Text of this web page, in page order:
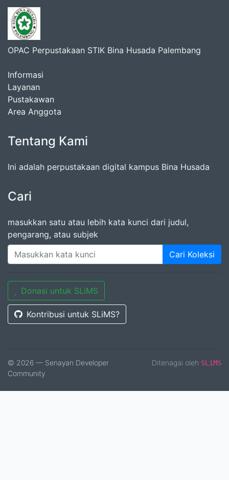
OPAC Perpustakaan STIK Bina Husada Palembang
Informasi
Layanan
Pustakawan
Area Anggota
Tentang Kami
Ini adalah perpustakaan digital kampus Bina Husada
Cari
masukkan satu atau lebih kata kunci dari judul,
pengarang, atau subjek
Cari Koleksi
Donasi untuk SLiMS
Kontribusi untuk SLiMS?
© 2026 — Senayan Developer
Community
Ditenagai oleh SLiMS